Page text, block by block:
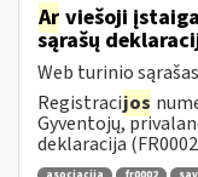
Ar viešoji
sąrašų
Web turinio sąrašas
Registracijos
Gyventojų,
deklaracija